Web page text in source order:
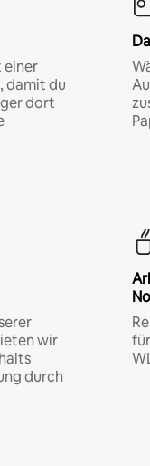
damit du
dort
wir
durch